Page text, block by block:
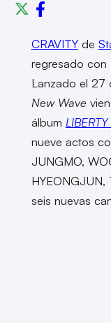
CRAVITYde
regresado con
Lanzado el 27
New Wave
álbum
nueve actos
JUNGMO,
HYEONGJUN,
seis nuevas